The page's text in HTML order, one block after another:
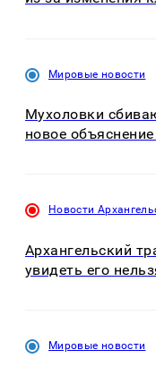
Мировые новости
Мухоловки
новое
Новости
Архангельский
увидеть его
Мировые новости